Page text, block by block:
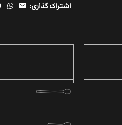
اشتراک گذاری: